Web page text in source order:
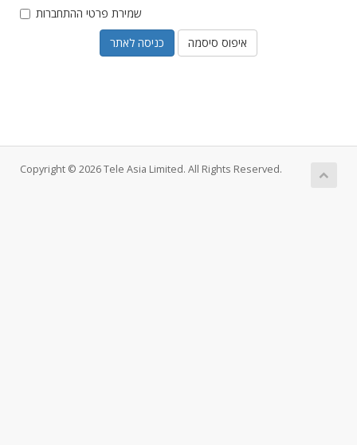
שמירת פרטי ההתחברות
איפוס סיסמה
Copyright © 2026 Tele Asia Limited. All Rights Reserved.